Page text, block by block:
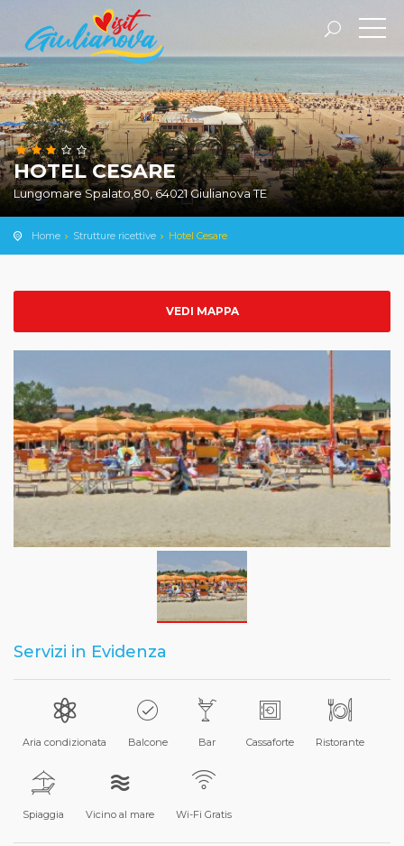
HOTEL CESARE
Lungomare Spalato,80, 64021 Giulianova TE
Home Strutture ricettive Hotel Cesare
VEDI MAPPA
Servizi in Evidenza
Aria condizionata Balcone Bar Cassaforte Ristorante
Spiaggia Vicino al mare Wi-Fi Gratis